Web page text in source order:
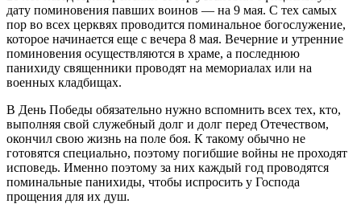
дату поминовения павших воинов — на 9 мая. С тех самых
пор во всех церквях проводится поминальное богослужение,
которое начинается еще с вечера 8 мая. Вечерние и утренние
поминовения осуществляются в храме, а последнюю
панихиду священники проводят на мемориалах или на
военных кладбищах.
В День Победы обязательно нужно вспомнить всех тех, кто,
выполняя свой служебный долг и долг перед Отечеством,
окончил свою жизнь на поле боя. К такому обычно не
готовятся специально, поэтому погибшие войны не проходят
исповедь. Именно поэтому за них каждый год проводятся
поминальные панихиды, чтобы испросить у Господа
прощения для их душ.